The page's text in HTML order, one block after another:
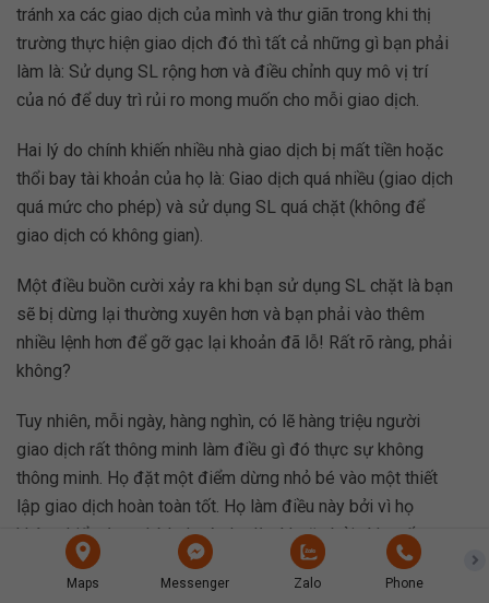
tránh xa các giao dịch của mình và thư giãn trong khi thị
trường thực hiện giao dịch đó thì tất cả những gì bạn phải
làm là: Sử dụng SL rộng hơn và điều chỉnh quy mô vị trí
của nó để duy trì rủi ro mong muốn cho mỗi giao dịch.
Hai lý do chính khiến nhiều nhà giao dịch bị mất tiền hoặc
thổi bay tài khoản của họ là: Giao dịch quá nhiều (giao dịch
quá mức cho phép) và sử dụng SL quá chặt (không để
giao dịch có không gian).
Một điều buồn cười xảy ra khi bạn sử dụng SL chặt là bạn
sẽ bị dừng lại thường xuyên hơn và bạn phải vào thêm
nhiều lệnh hơn để gỡ gạc lại khoản đã lỗ! Rất rõ ràng, phải
không?
Tuy nhiên, mỗi ngày, hàng nghìn, có lẽ hàng triệu người
giao dịch rất thông minh làm điều gì đó thực sự không
thông minh. Họ đặt một điểm dừng nhỏ bé vào một thiết
lập giao dịch hoàn toàn tốt. Họ làm điều này bởi vì họ
không hiểu được kích thước lot là gì hoặc bởi vì họ rất
tham lam. Kết quả đa phần thường thất bại.
Maps Messenger Zalo Phone